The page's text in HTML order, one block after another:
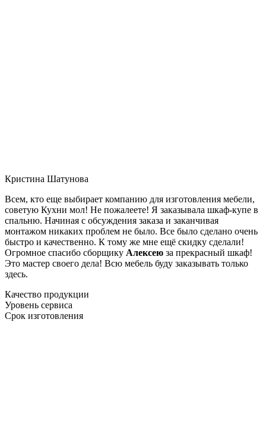
Кристина Шатунова
Всем, кто еще выбирает компанию для изготовления мебели,
советую Кухни мол! Не пожалеете! Я заказывала шкаф-купе в
спальню. Начиная с обсуждения заказа и заканчивая
монтажом никаких проблем не было. Все было сделано очень
быстро и качественно. К тому же мне ещё скидку сделали!
Огромное спасибо сборщику Алексею за прекрасный шкаф!
Это мастер своего дела! Всю мебель буду заказывать только
здесь.
Качество продукции
Уровень сервиса
Срок изготовления